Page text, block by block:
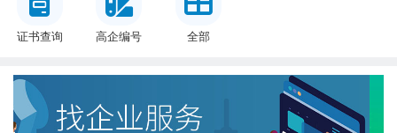
证书查询 高企编号 全部